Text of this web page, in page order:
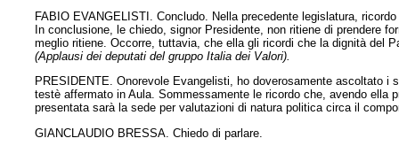
FABIO EVANGELISTI. Concludo. Nella precedente legislatura,
In conclusione, le chiedo, signor Presidente, non ritiene di prendere
meglio ritiene. Occorre, tuttavia, che ella gli ricordi che la dignità del
(Applausi dei deputati del gruppo Italia dei Valori).
PRESIDENTE. Onorevole Evangelisti, ho doverosamente ascoltato
testè affermato in Aula. Sommessamente le ricordo che, avendo
presentata sarà la sede per valutazioni di natura politica circa il
GIANCLAUDIO BRESSA. Chiedo di parlare.